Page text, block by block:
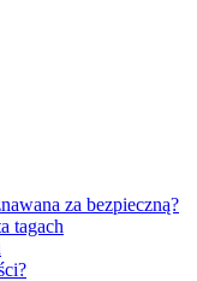
za bezpieczną?
tagach